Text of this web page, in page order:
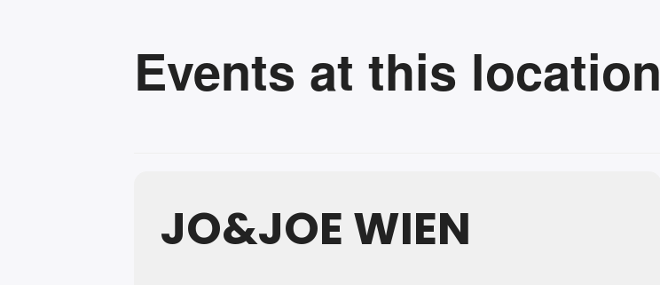
Events at this location
JO&JOE WIEN